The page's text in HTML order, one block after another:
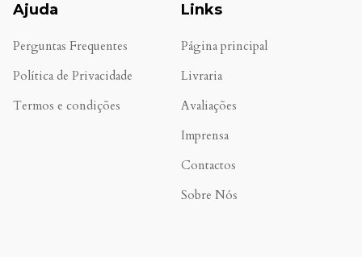
Ajuda
Perguntas Frequentes
Política de Privacidade
Termos e condições
Links
Página principal
Livraria
Avaliações
Imprensa
Contactos
Sobre Nós